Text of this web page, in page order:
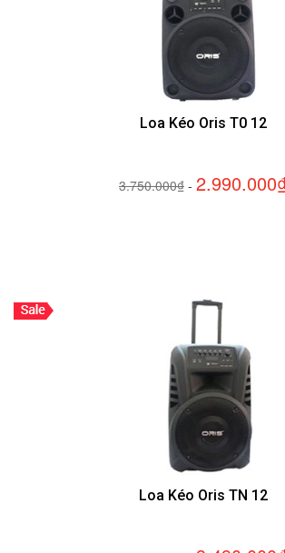
Loa Kéo Oris T0 12
3.750.000₫ -
Loa Kéo Oris TN 12